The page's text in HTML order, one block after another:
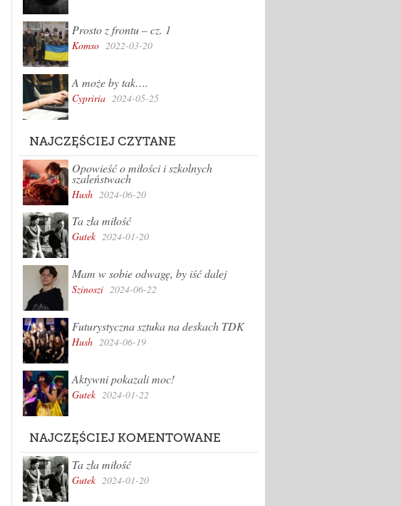
Prosto z frontu – cz. 1
Komso 2022-03-20
A może by tak….
Cypriria 2024-05-25
NAJCZĘŚCIEJ CZYTANE
Opowieść o miłości i szkolnych
szaleństwach
Hush 2024-06-20
Ta zła miłość
Gutek 2024-01-20
Mam w sobie odwagę, by iść dalej
Szinoszi 2024-06-22
Futurystyczna sztuka na deskach TDK
Hush 2024-06-19
Aktywni pokazali moc!
Gutek 2024-01-22
NAJCZĘŚCIEJ KOMENTOWANE
Ta zła miłość
Gutek 2024-01-20